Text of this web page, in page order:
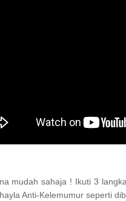
mudah sahaja ! Ikuti 3
Anti-Kelemumur seperti